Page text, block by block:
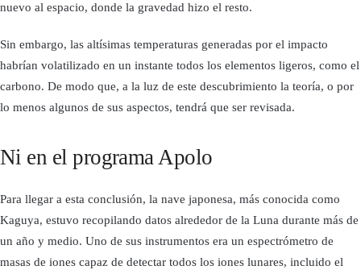
nuevo al espacio, donde la gravedad hizo el resto.
Sin embargo, las altísimas temperaturas generadas por el impacto
habrían volatilizado en un instante todos los elementos ligeros, como el
carbono. De modo que, a la luz de este descubrimiento la teoría, o por
lo menos algunos de sus aspectos, tendrá que ser revisada.
Ni en el programa Apolo
Para llegar a esta conclusión, la nave japonesa, más conocida como
Kaguya, estuvo recopilando datos alrededor de la Luna durante más de
un año y medio. Uno de sus instrumentos era un espectrómetro de
masas de iones capaz de detectar todos los iones lunares, incluido el